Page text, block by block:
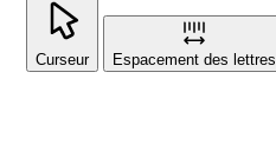
Curseur Espacement des lettres